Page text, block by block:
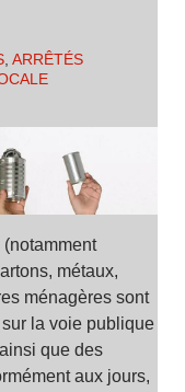
, ARRÊTÉS
métaux,
ménagères sont
la voie publique
que des
aux jours,